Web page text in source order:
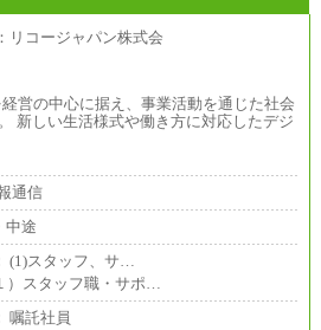
経営の中心に据え、事業活動を通じた社会
新しい生活様式や働き方に対応したデジ
通信
中途
(1)スタッフ、サ…
）スタッフ職・サポ…
嘱託社員